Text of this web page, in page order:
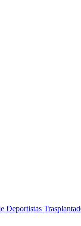
Deportistas